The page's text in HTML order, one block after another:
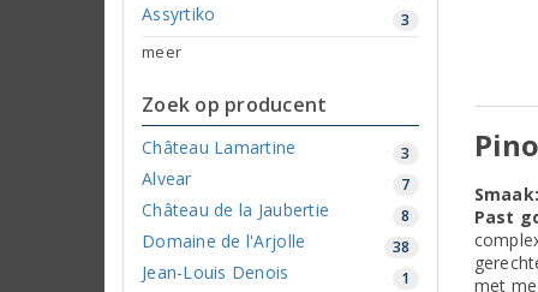
Assyrtiko 3
meer
Zoek op producent
Château Lamartine 3
Alvear 7
Château de la Jaubertie 8
Domaine de l'Arjolle 38
Jean-Louis Denois 1
Smaak:
Past
met